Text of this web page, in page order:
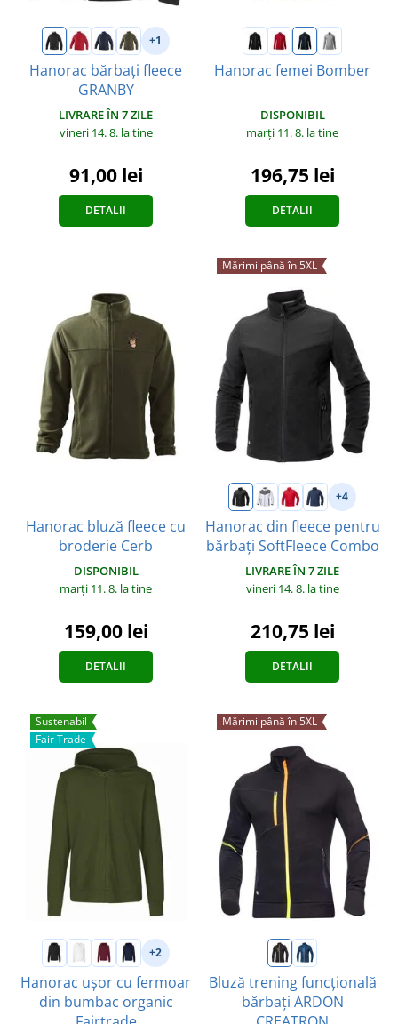
+1
Hanorac bărbați fleece
GRANBY
LIVRARE ÎN 7 ZILE
vineri 14. 8. la tine
91,00 lei
DETALII
Hanorac femei Bomber
DISPONIBIL
marți 11. 8. la tine
196,75 lei
DETALII
Hanorac bluză fleece cu
broderie Cerb
DISPONIBIL
marți 11. 8. la tine
159,00 lei
DETALII
Mărimi până în 5XL
+4
Hanorac din fleece pentru
bărbați SoftFleece Combo
LIVRARE ÎN 7 ZILE
vineri 14. 8. la tine
210,75 lei
DETALII
Sustenabil
Fair Trade
+2
Hanorac ușor cu fermoar
din bumbac organic
Mărimi până în 5XL
Bluză trening funcțională
bărbați ARDON